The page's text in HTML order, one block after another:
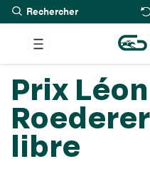
Rechercher
Prix
libre